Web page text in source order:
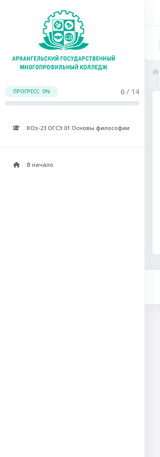
ПРОГРЕСС: 0% 6 / 14
КОз-23 ОГСЭ.01 Основы философии
В начало